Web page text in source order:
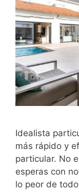
Idealista
más rápido y
particular. No
esperas con
lo peor de